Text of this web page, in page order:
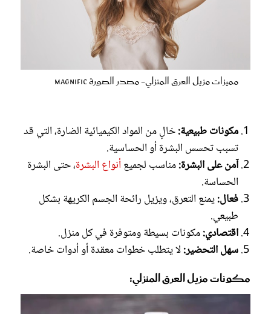
مميزات مزيل العرق المنزلي- مصدر الصورة magnific
مكونات طبيعية:خالٍ من المواد الكيميائية الضارة، التي قد
تسبب تحسس البشرة أو الحساسية.
آمن على البشرة:مناسب لجميعأنواع البشرة، حتى البشرة
الحساسة.
فعال:يمنع التعرق، ويزيل رائحة الجسم الكريهة بشكل
طبيعي.
اقتصادي:مكونات بسيطة ومتوفرة في كل منزل.
سهل التحضير:لا يتطلب خطوات معقدة أو أدوات خاصة.
مكونات مزيل العرق المنزلي: